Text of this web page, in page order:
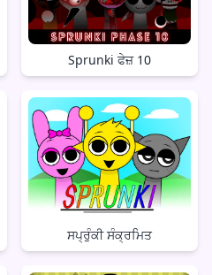
Sprunki ਫੇਜ਼ 10
ਸਪ੍ਰੁੰਕੀ ਸੰਕ੍ਰਮਿਤ